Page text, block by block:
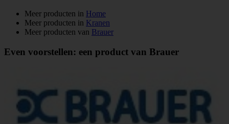
Meer producten in Home
Meer producten in Kranen
Meer producten van Brauer
Even voorstellen: een product van Brauer